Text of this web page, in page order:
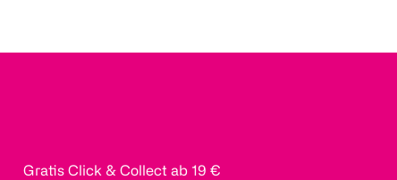
Gratis Click & Collect ab 19 €